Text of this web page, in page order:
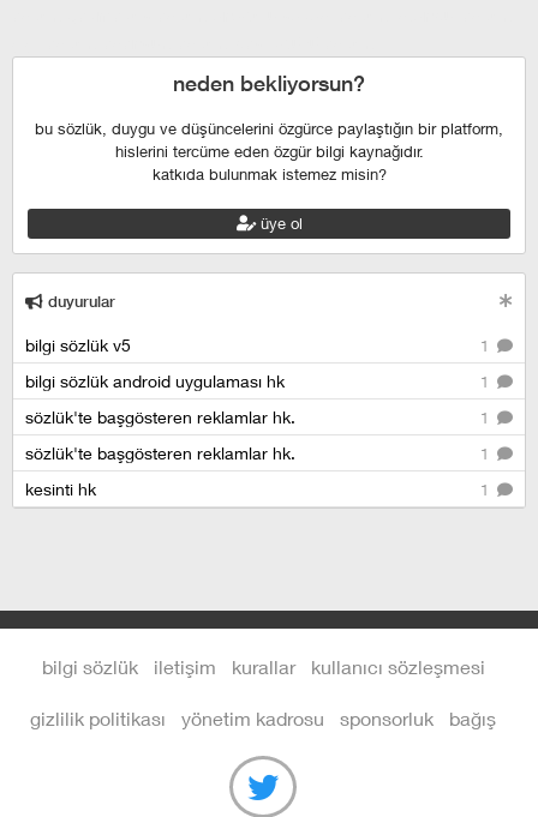
neden bekliyorsun?
bu sözlük, duygu ve düşüncelerini özgürce paylaştığın bir platform,
hislerini tercüme eden özgür bilgi kaynağıdır.
katkıda bulunmak istemez misin?
üye ol
duyurular
1
bilgi sözlük v5
1
bilgi sözlük android uygulaması hk
1
sözlük'te başgösteren reklamlar hk.
1
sözlük'te başgösteren reklamlar hk.
1
kesinti hk
bilgi sözlük iletişim kurallar kullanıcı sözleşmesi
gizlilik politikası yönetim kadrosu sponsorluk bağış